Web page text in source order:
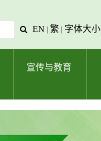
查
字
EN | 繁 | 字体大小
宣传与教育